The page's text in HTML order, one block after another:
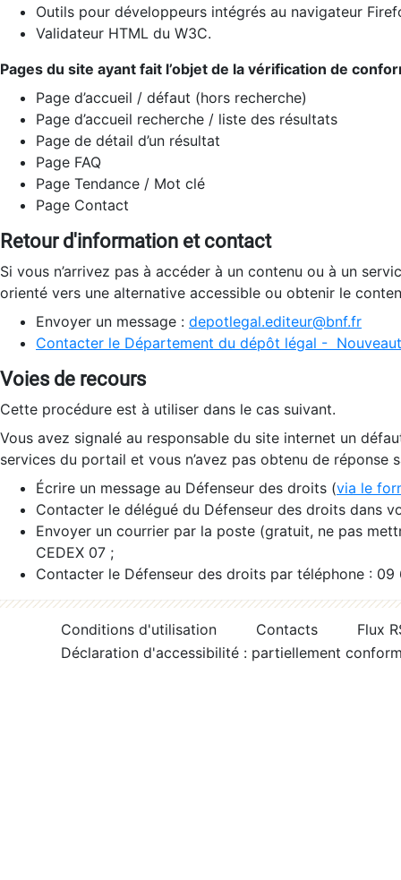
Outils pour développeurs intégrés au navigateur
Validateur HTML du W3C.
Pages du site ayant fait l’objet de la vérification de
Page d’accueil / défaut (hors recherche)
Page d’accueil recherche / liste des résultats
Page de détail d’un résultat
Page FAQ
Page Tendance / Mot clé
Page Contact
Retour d'information et contact
Si vous n’arrivez pas à accéder à un contenu ou à un
orienté vers une alternative accessible ou obtenir le
Envoyer un message : depotlegal.editeur@bnf.fr
Contacter le Département du dépôt légal -
Voies de recours
Cette procédure est à utiliser dans le cas suivant.
Vous avez signalé au responsable du site internet un
services du portail et vous n’avez pas obtenu de réponse
Écrire un message au Défenseur des droits (via le
Contacter le délégué du Défenseur des droits dans
Envoyer un courrier par la poste (gratuit, ne pas
CEDEX 07 ;
Contacter le Défenseur des droits par téléphone :
Conditions d'utilisation Contacts
Flux
Déclaration d'accessibilité : partiellement